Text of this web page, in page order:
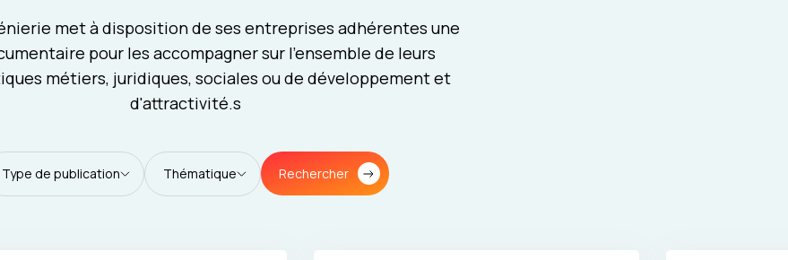
met à disposition de ses entreprises adhérentes une
pour les accompagner sur l'ensemble de leurs
métiers, juridiques, sociales ou de développement et
d'attractivité.s
Type de publication Thématique Rechercher